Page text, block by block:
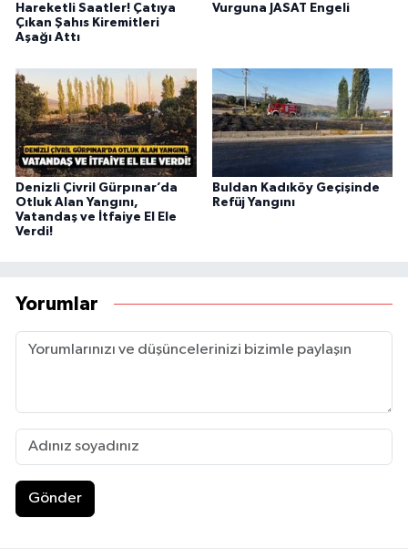
Hareketli Saatler! Çatıya
Çıkan Şahıs Kiremitleri
Aşağı Attı
Vurguna JASAT Engeli
Denizli Çivril Gürpınar’da
Otluk Alan Yangını,
Vatandaş ve İtfaiye El Ele
Verdi!
Buldan Kadıköy Geçişinde
Refüj Yangını
Yorumlar
Gönder